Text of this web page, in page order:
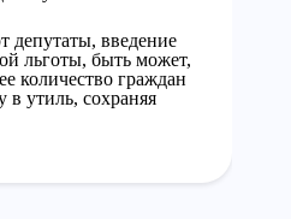
депутаты, введение
льготы, быть может,
количество граждан
в утиль, сохраняя